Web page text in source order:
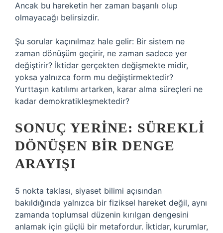
Ancak bu hareketin her zaman başarılı olup
olmayacağı belirsizdir.
Şu sorular kaçınılmaz hale gelir: Bir sistem ne
zaman dönüşüm geçirir, ne zaman sadece yer
değiştirir? İktidar gerçekten değişmekte midir,
yoksa yalnızca form mu değiştirmektedir?
Yurttaşın katılımı artarken, karar alma süreçleri ne
kadar demokratikleşmektedir?
SONUÇ YERINE: SÜREKLI
DÖNÜŞEN BIR DENGE
ARAYIŞI
5 nokta taklası, siyaset bilimi açısından
bakıldığında yalnızca bir fiziksel hareket değil, aynı
zamanda toplumsal düzenin kırılgan dengesini
anlamak için güçlü bir metafordur. İktidar, kurumlar,